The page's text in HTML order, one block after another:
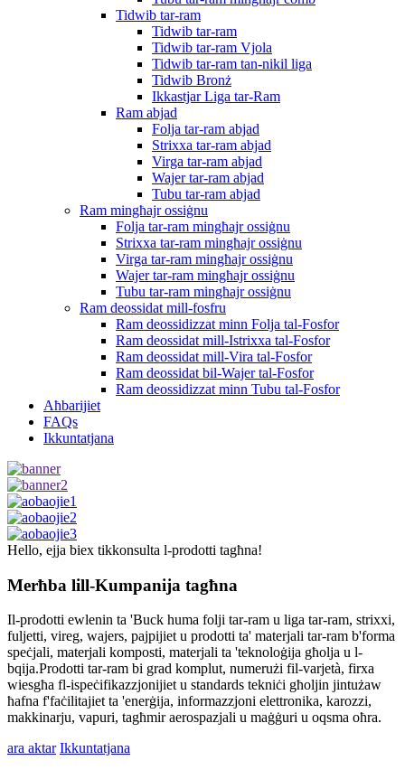
Tidwib tar-ram
Tidwib tar-ram
Tidwib tar-ram Vjola
Tidwib tar-ram tan-nikil liga
Tidwib Bronż
Ikkastjar Liga tar-Ram
Ram abjad
Folja tar-ram abjad
Strixxa tar-ram abjad
Virga tar-ram abjad
Wajer tar-ram abjad
Tubu tar-ram abjad
Ram mingħajr ossiġnu
Folja tar-ram mingħajr ossiġnu
Strixxa tar-ram mingħajr ossiġnu
Virga tar-ram mingħajr ossiġnu
Wajer tar-ram mingħajr ossiġnu
Tubu tar-ram mingħajr ossiġnu
Ram deossidat mill-fosfru
Ram deossidizzat minn Folja tal-Fosfor
Ram deossidat mill-Istrixxa tal-Fosfor
Ram deossidat mill-Vira tal-Fosfor
Ram deossidat bil-Wajer tal-Fosfor
Ram deossidizzat minn Tubu tal-Fosfor
Aħbarijiet
FAQs
Ikkuntatjana
Hello, ejja biex tikkonsulta l-prodotti tagħna!
Merħba lill-Kumpanija tagħna
Il-prodotti ewlenin ta 'Buck huma folji tar-ram u liga tar-ram, strixxi,
fuljetti, vireg, wajers, pajpijiet u prodotti ta' materjali tar-ram b'forma
speċjali, materjali komposti, materjali ta 'teknoloġija għolja u l-
bqija.Prodotti tar-ram bi grad komplut, numerużi fil-varjetà, firxa
wiesgħa fl-ispeċifikazzjonijiet u standards tekniċi għoljin jintużaw
ħafna f'faċilitajiet ta 'enerġija, informazzjoni elettronika, karozzi,
makkinarju, vapuri, tagħmir aerospazjali u maġġuri u oqsma oħra.
ara aktar Ikkuntatjana